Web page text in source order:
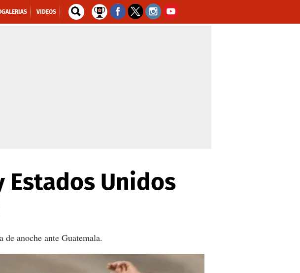
VIDEOS
Estados Unidos
anoche ante Guatemala.